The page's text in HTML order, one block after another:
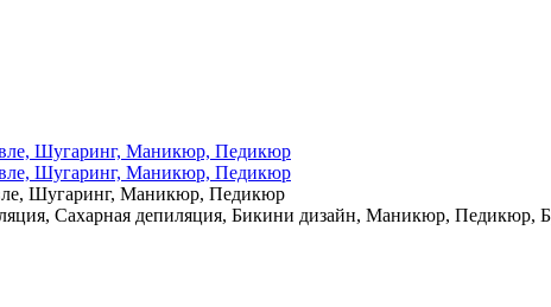
Шугаринг, Маникюр, Педикюр
Сахарная депиляция, Бикини дизайн, Маникюр, Педикюр,